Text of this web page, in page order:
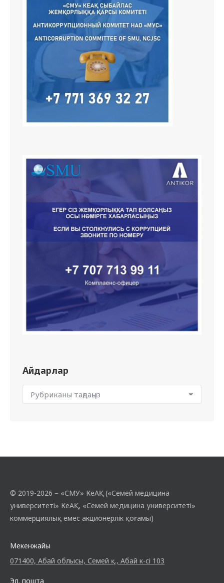
Айдарлар
© 2019-2026 – «СМУ» КеАҚ («Семей медицина
университеті» КеАҚ, «Семей медицина университеті»
коммерциялық емес акционерлік қоғамы)
Мекенжайы
071400, Абай облысы, Семей қ., Абай к-сі 103
Эл. пошта